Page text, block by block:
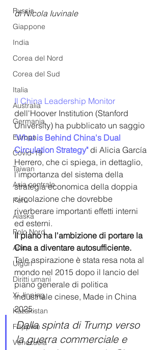
Russia
Giappone
India
Corea del Nord
Corea del Sud
Italia
Australia
Germania
Europa
Covid-19
Taiwan
Asia centrale
Perù
Alaska
Polo Nord
Artico
Uiguri
Diritti umani
Xi Jinping
Kazakistan
Filippine
Venezuela
di Nicola Iuvinale
Il China Leadership Monitor
dell'Hoover Institution (Stanford
University) ha pubblicato un saggio
"What is Behind China's Dual
Circulation Strategy" di Alicia García
Herrero, che ci spiega, in dettaglio,
l'importanza del sistema della
strategia economica della doppia
circolazione che dovrebbe
riverberare importanti effetti interni
ed esterni.
Il piano ha l'ambizione di portare la
Cina a diventare autosufficiente.
Tale aspirazione è stata resa nota al
mondo nel 2015 dopo il lancio del
piano generale di politica
industriale cinese, Made in China
2025.
Dalla spinta di Trump verso
la guerra commerciale e